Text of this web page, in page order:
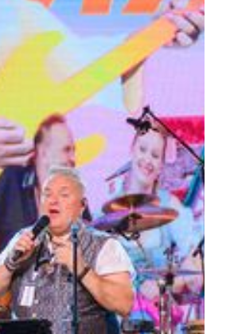
個年度盛典早已成為澳門最具代表性的節
加倍！
是「回來」，更是有了新的層次
從打卡到驚喜，每個角落都藏著笑
點搶先看：
—— 正宗德國啤酒節駐場樂隊再度登
就燃起！
豬手、脆皮香腸、椒鹽脆餅與產地直
—— 即影即有的「復古報紙」，定格
小獅子家族推出三款迷你版，今年啤
夾公仔機等復古機臺，一起玩出節日快